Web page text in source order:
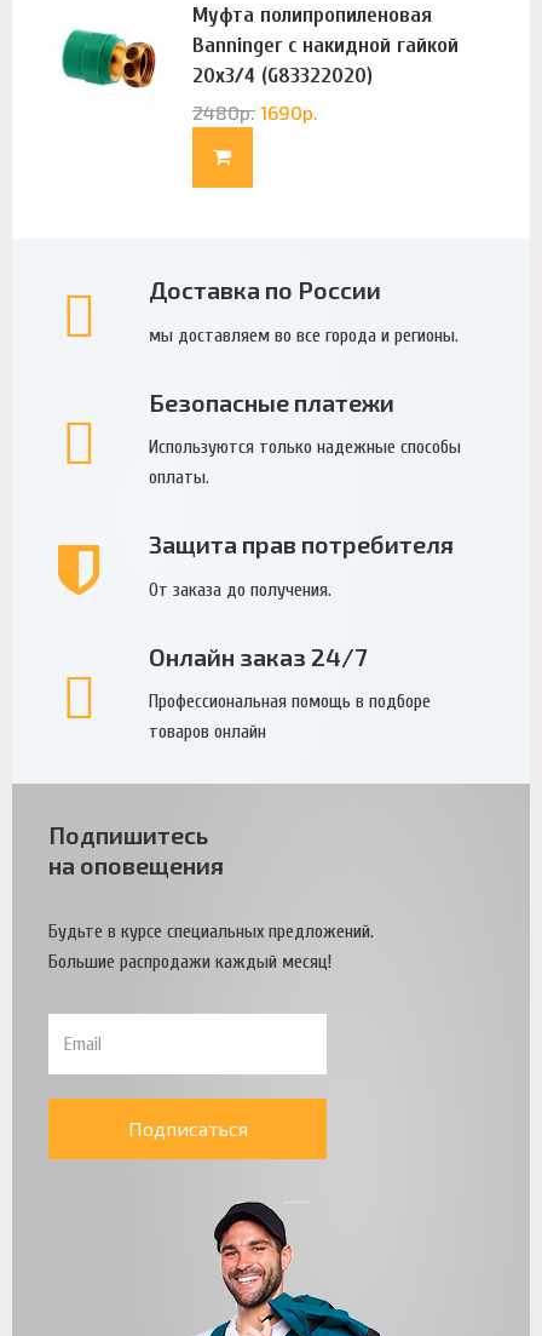
Муфта полипропиленовая
Banninger с накидной гайкой
20х3/4 (G83322020)
2480р. 1690р.
Доставка по России
мы доставляем во все города и регионы.
Безопасные платежи
Используются только надежные способы
оплаты.
Защита прав потребителя
От заказа до получения.
Онлайн заказ 24/7
Профессиональная помощь в подборе
товаров онлайн
Подпишитесь
на оповещения
Будьте в курсе специальных предложений.
Большие распродажи каждый месяц!
Подписаться